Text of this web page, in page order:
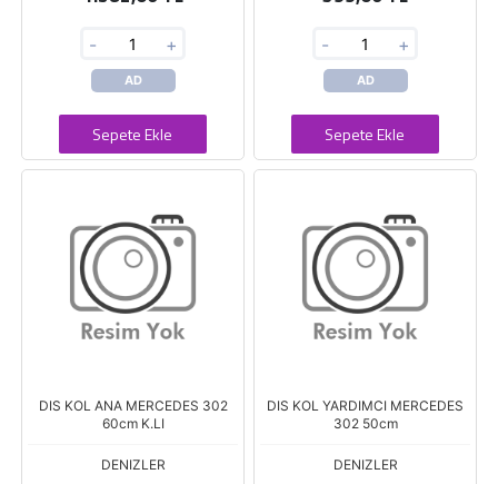
- +
AD
Sepete Ekle
- +
AD
Sepete Ekle
DIS KOL ANA MERCEDES 302
60cm K.LI
DENIZLER
DIS KOL YARDIMCI MERCEDES
302 50cm
DENIZLER